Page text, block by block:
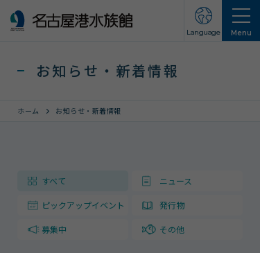
Menu
Language
営業・イベントスケジュール
入館チケット
交通アクセス
お知らせ・新着情報
ホーム お知らせ・新着情報
すべて ニュース
ピックアップイベント 発行物
募集中 その他